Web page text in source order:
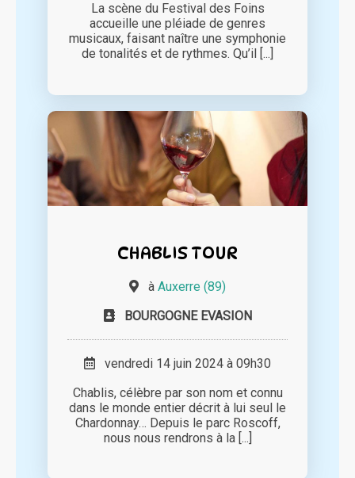
La scène du Festival des Foins
accueille une pléiade de genres
musicaux, faisant naître une symphonie
de tonalités et de rythmes. Qu’il [...]
CHABLIS TOUR
à Auxerre (89)
BOURGOGNE EVASION
vendredi 14 juin 2024 à 09h30
Chablis, célèbre par son nom et connu
dans le monde entier décrit à lui seul le
Chardonnay… Depuis le parc Roscoff,
nous nous rendrons à la [...]